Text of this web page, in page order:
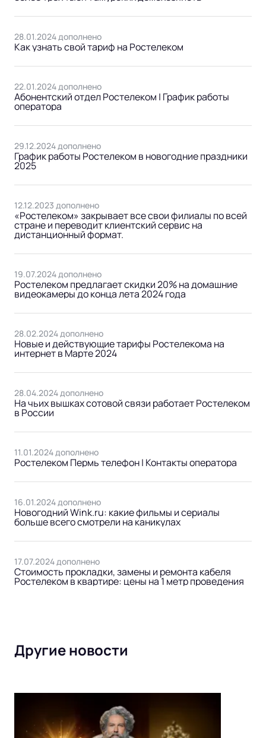
28.01.2024 дополнено
Как узнать свой тариф на Ростелеком
22.01.2024 дополнено
Абонентский отдел Ростелеком | График работы
оператора
29.12.2024 дополнено
График работы Ростелеком в новогодние праздники
2025
12.12.2023 дополнено
«Ростелеком» закрывает все свои филиалы по всей
стране и переводит клиентский сервис на
дистанционный формат.
19.07.2024 дополнено
Ростелеком предлагает скидки 20% на домашние
видеокамеры до конца лета 2024 года
28.02.2024 дополнено
Новые и действующие тарифы Ростелекома на
интернет в Марте 2024
28.04.2024 дополнено
На чьих вышках сотовой связи работает Ростелеком
в России
11.01.2024 дополнено
Ростелеком Пермь телефон | Контакты оператора
16.01.2024 дополнено
Новогодний Wink.ru: какие фильмы и сериалы
больше всего смотрели на каникулах
17.07.2024 дополнено
Стоимость прокладки, замены и ремонта кабеля
Ростелеком в квартире: цены на 1 метр проведения
Другие новости